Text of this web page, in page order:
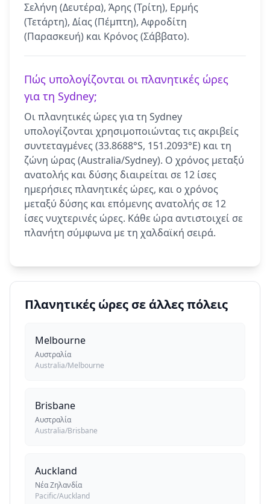
Σελήνη (Δευτέρα), Άρης (Τρίτη), Ερμής
(Τετάρτη), Δίας (Πέμπτη), Αφροδίτη
(Παρασκευή) και Κρόνος (Σάββατο).
Πώς υπολογίζονται οι πλανητικές ώρες
για τη Sydney;
Οι πλανητικές ώρες για τη Sydney
υπολογίζονται χρησιμοποιώντας τις ακριβείς
συντεταγμένες (33.8688°S, 151.2093°E) και τη
ζώνη ώρας (Australia/Sydney). Ο χρόνος μεταξύ
ανατολής και δύσης διαιρείται σε 12 ίσες
ημερήσιες πλανητικές ώρες, και ο χρόνος
μεταξύ δύσης και επόμενης ανατολής σε 12
ίσες νυχτερινές ώρες. Κάθε ώρα αντιστοιχεί σε
πλανήτη σύμφωνα με τη χαλδαϊκή σειρά.
Πλανητικές ώρες σε άλλες πόλεις
Melbourne
Αυστραλία
Australia/Melbourne
Brisbane
Αυστραλία
Australia/Brisbane
Auckland
Νέα Ζηλανδία
Pacific/Auckland